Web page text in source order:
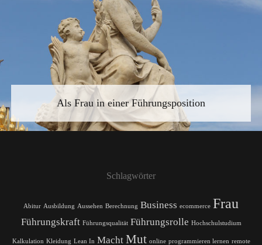
Als Frau in einer Führungsposition
Schlagwörter
Abitur Ausbildung Aussehen Berechnung Business ecommerce Frau
Führungskraft Führungsqualität Führungsrolle Hochschulstudium
Kalkulation Kleidung Lean In Macht Mut online programmieren lernen remote